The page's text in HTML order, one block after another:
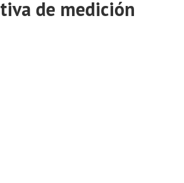
de medición